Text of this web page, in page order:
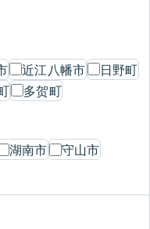
近江八幡市
日野町
多贺町
湖南市
守山市